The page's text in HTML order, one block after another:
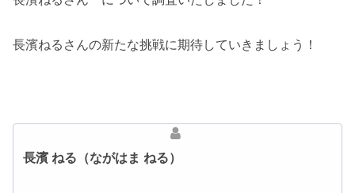
長濱ねるさんの新たな挑戦に期待していきましょう！
長濱 ねる（ながはま ねる）